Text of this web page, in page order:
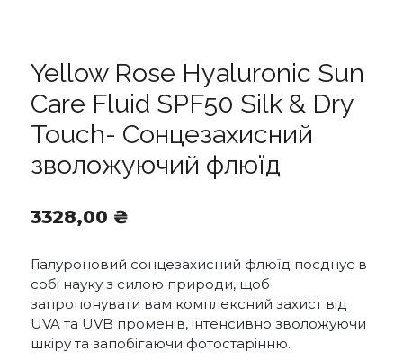
Yellow Rose Hyaluronic Sun
Care Fluid SPF50 Silk & Dry
Touch- Сонцезахисний
зволожуючий флюїд
3328,00 ₴
Гіалуроновий сонцезахисний флюїд поєднує в
собі науку з силою природи, щоб
запропонувати вам комплексний захист від
UVA та UVB променів, інтенсивно зволожуючи
шкіру та запобігаючи фотостарінню.